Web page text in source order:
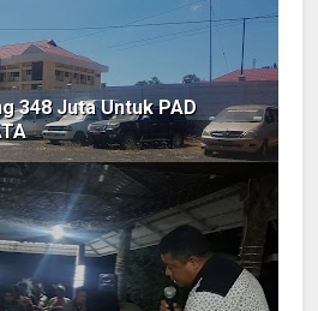
348 Juta Untuk PAD